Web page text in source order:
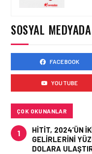
SOSYAL
FACEBOOK
YOUTUBE
ÇOK OKUNANLAR
1
HITIT, 2024’ÜN
GELIRLERINI
DOLARA